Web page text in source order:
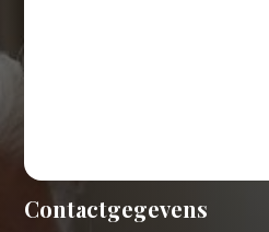
Contactgegevens